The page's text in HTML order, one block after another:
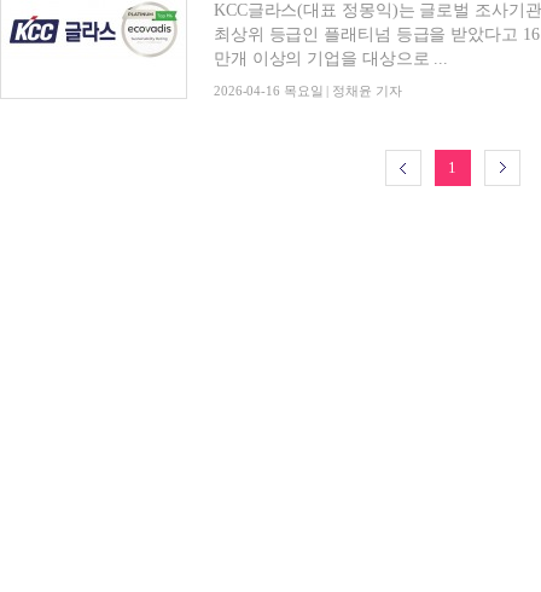
KCC글라스(대표 정몽익)는 글로벌 조사기
최상위 등급인 플래티넘 등급을 받았다고
만개 이상의 기업을 대상으로 ...
2026-04-16 목요일 | 정채윤 기자
1